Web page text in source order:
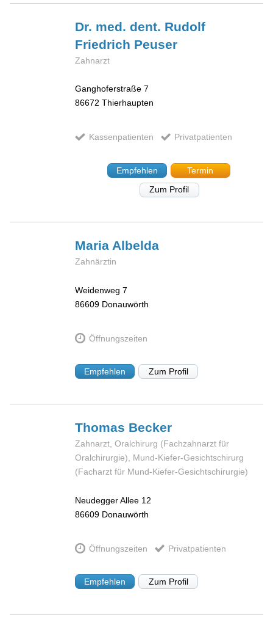
Dr. med. dent. Rudolf
Friedrich Peuser
Zahnarzt
Ganghoferstraße 7
86672 Thierhaupten
Kassenpatienten Privatpatienten
Empfehlen
Termin
Zum Profil
Maria Albelda
Zahnärztin
Weidenweg 7
86609 Donauwörth
Öffnungszeiten
Empfehlen Zum Profil
Thomas Becker
Zahnarzt, Oralchirurg (Fachzahnarzt für
Oralchirurgie), Mund-Kiefer-Gesichtschirurg
(Facharzt für Mund-Kiefer-Gesichtschirurgie)
Neudegger Allee 12
86609 Donauwörth
Öffnungszeiten Privatpatienten
Empfehlen Zum Profil